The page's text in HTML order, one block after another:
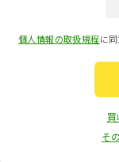
個人情報の取扱規程に
そ